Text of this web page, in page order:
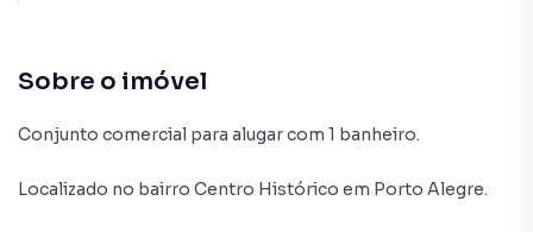
Sobre o imóvel
Conjunto comercial para alugar com 1 banheiro.
Localizado no bairro Centro Histórico em Porto Alegre.